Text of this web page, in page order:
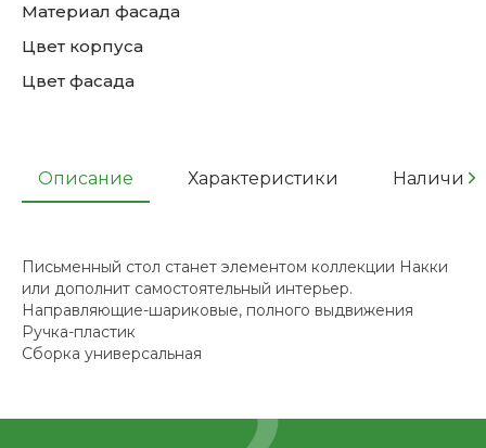
Материал фасада
Цвет корпуса
Цвет фасада
Описание Характеристики Наличие
Письменный стол станет элементом коллекции Накки
или дополнит самостоятельный интерьер.
Направляющие-шариковые, полного выдвижения
Ручка-пластик
Сборка универсальная